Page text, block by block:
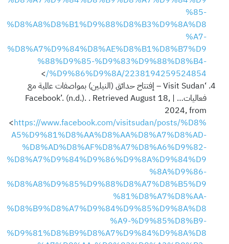
%85-
%D8%A8%D8%B1%D9%88%D8%B3%D9%8A%D8
%A7-
%D8%A7%D9%84%D8%AE%D8%B1%D8%B7%D9
%88%D9%85-%D9%83%D9%88%D8%B4-
%D9%86%D9%8A/2238194259524854/
>
‘Visit Sudan – إفتتاح حدائق (النيلين) بمواصفات عالمية مع
فعاليات… | Facebook’. (n.d.). . Retrieved August 18,
2024, from
<https://www.facebook.com/visitsudan/posts/%D8%
A5%D9%81%D8%AA%D8%AA%D8%A7%D8%AD-
%D8%AD%D8%AF%D8%A7%D8%A6%D9%82-
%D8%A7%D9%84%D9%86%D9%8A%D9%84%D9
%8A%D9%86-
%D8%A8%D9%85%D9%88%D8%A7%D8%B5%D9
%81%D8%A7%D8%AA-
%D8%B9%D8%A7%D9%84%D9%85%D9%8A%D8
%A9-%D9%85%D8%B9-
%D9%81%D8%B9%D8%A7%D9%84%D9%8A%D8